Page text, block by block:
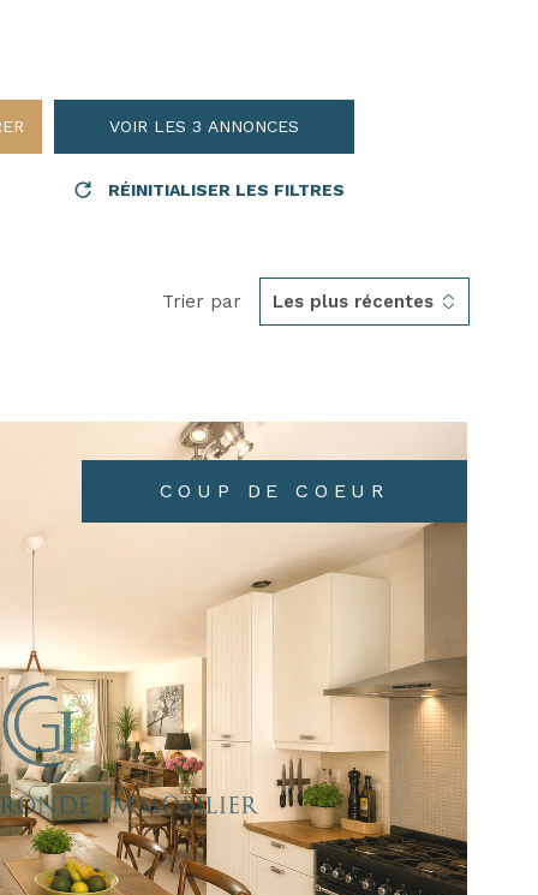
VOIR LES 3 ANNONCES
RÉINITIALISER LES FILTRES
Trier par Les plus récentes
COUP DE COEUR
LE BIEN